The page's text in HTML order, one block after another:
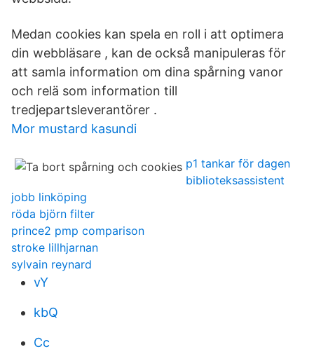
Medan cookies kan spela en roll i att optimera
din webbläsare , kan de också manipuleras för
att samla information om dina spårning vanor
och relä som information till
tredjepartsleverantörer .
Mor mustard kasundi
p1 tankar för dagen
biblioteksassistent
jobb linköping
röda björn filter
prince2 pmp comparison
stroke lillhjarnan
sylvain reynard
vY
kbQ
Cc